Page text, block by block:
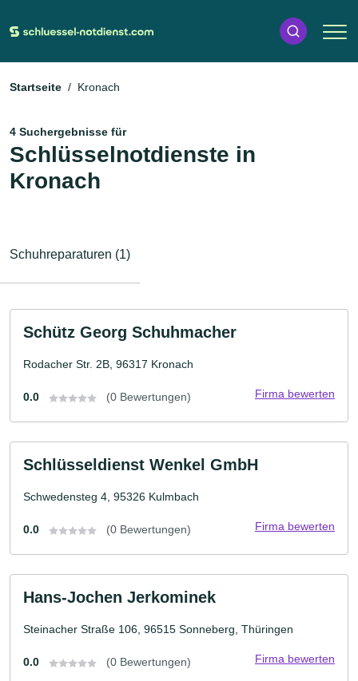
Startseite Kronach
4 Suchergebnisse für
Schlüsselnotdienste in
Kronach
Schuhreparaturen (1)
Schütz Georg Schuhmacher
Rodacher Str. 2B, 96317 Kronach
0.0 (0 Bewertungen) Firma bewerten
Schlüsseldienst Wenkel GmbH
Schwedensteg 4, 95326 Kulmbach
0.0 (0 Bewertungen) Firma bewerten
Hans-Jochen Jerkominek
Steinacher Straße 106, 96515 Sonneberg, Thüringen
0.0 (0 Bewertungen) Firma bewerten